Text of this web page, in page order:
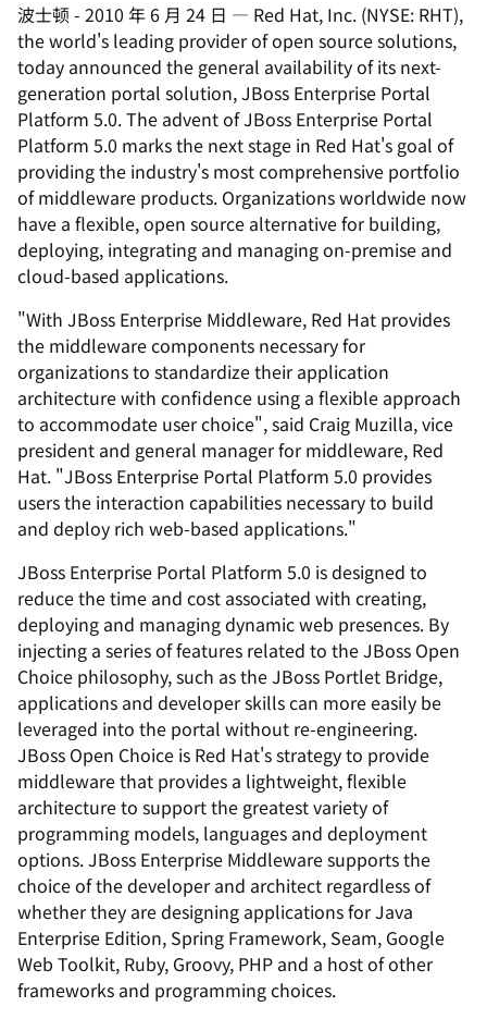
波士顿- 2010 年 6 月 24 日 — Red Hat, Inc. (NYSE: RHT),
the world's leading provider of open source solutions,
today announced the general availability of its next-
generation portal solution, JBoss Enterprise Portal
Platform 5.0. The advent of JBoss Enterprise Portal
Platform 5.0 marks the next stage in Red Hat's goal of
providing the industry's most comprehensive portfolio
of middleware products. Organizations worldwide now
have a flexible, open source alternative for building,
deploying, integrating and managing on-premise and
cloud-based applications.
"With JBoss Enterprise Middleware, Red Hat provides
the middleware components necessary for
organizations to standardize their application
architecture with confidence using a flexible approach
to accommodate user choice", said Craig Muzilla, vice
president and general manager for middleware, Red
Hat. "JBoss Enterprise Portal Platform 5.0 provides
users the interaction capabilities necessary to build
and deploy rich web-based applications."
JBoss Enterprise Portal Platform 5.0 is designed to
reduce the time and cost associated with creating,
deploying and managing dynamic web presences. By
injecting a series of features related to the JBoss Open
Choice philosophy, such as the JBoss Portlet Bridge,
applications and developer skills can more easily be
leveraged into the portal without re-engineering.
JBoss Open Choice is Red Hat's strategy to provide
middleware that provides a lightweight, flexible
architecture to support the greatest variety of
programming models, languages and deployment
options. JBoss Enterprise Middleware supports the
choice of the developer and architect regardless of
whether they are designing applications for Java
Enterprise Edition, Spring Framework, Seam, Google
Web Toolkit, Ruby, Groovy, PHP and a host of other
frameworks and programming choices.